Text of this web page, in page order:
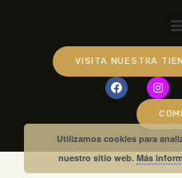
VISITA NUESTRA
Utilizamos cookies para
nuestro sitio web.Más